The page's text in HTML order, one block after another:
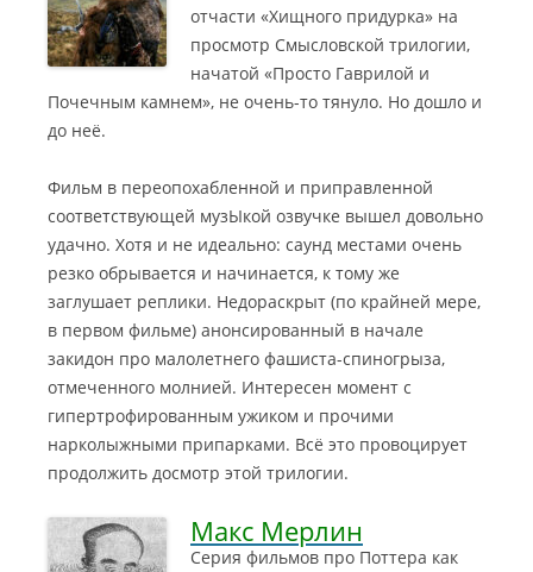
отчасти «Хищного придурка» на
просмотр Смысловской трилогии,
начатой «Просто Гаврилой и
Почечным камнем», не очень-то тянуло. Но дошло и
до неё.
Фильм в переопохабленной и приправленной
соответствующей музЫкой озвучке вышел довольно
удачно. Хотя и не идеально: саунд местами очень
резко обрывается и начинается, к тому же
заглушает реплики. Недораскрыт (по крайней мере,
в первом фильме) анонсированный в начале
закидон про малолетнего фашиста-спиногрыза,
отмеченного молнией. Интересен момент с
гипертрофированным ужиком и прочими
нарколыжными припарками. Всё это провоцирует
продолжить досмотр этой трилогии.
Макс Мерлин
Серия фильмов про Поттера как